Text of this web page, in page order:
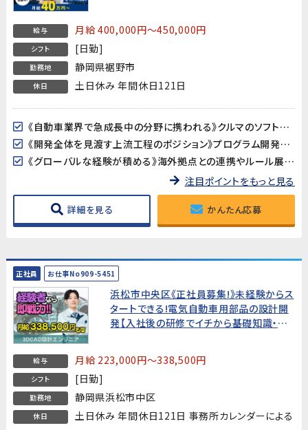
給与 月給 400,000円～450,000円
シフト [日勤]
勤務地 静岡県裾野市
休日 土日休み 年間休日121日
《自動車業界で急成長中の分野に携われる》クルマのソフトウェア化が進む中、製品サイバーセキュリティは今最も注目される技術領域のひとつ。業界の最前線で、将来性の高い専門知識を身につけることができます。
《開発全体を見渡す上流工程のポジション》プログラム開発や設計ではなく、「プロジェクトが正しく進んでいるか」を確認・調整する推進役。PMOやプロジェクトリーダーを目指したい方に最適な環境です。
《グローバルな経験が積める》海外拠点との連携やルール展開など、国際的な業務に携われます。英語力は不問ですが、グローバルな視点を持った仕事を経験したい方にぴったりです。
注目ポイントをもっと見る
詳細を見る かんたん応募
正社員 お仕事No909-5451
浜松市中央区《正社員募集!》未経験からス
タートできる!電気自動車用部品の設計開
発【入社後の研修でイチから基礎知識・技
ん経験者大歓迎
給与 月給 223,000円～338,500円
シフト [日勤]
勤務地 静岡県浜松市中区
休日 土日休み 年間休日121日 事務所カレンダーによる